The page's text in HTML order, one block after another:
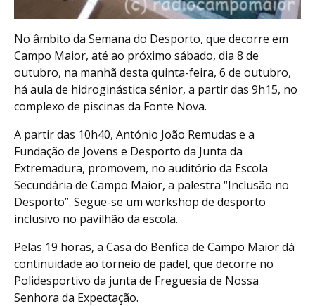
No âmbito da Semana do Desporto, que decorre em
Campo Maior, até ao próximo sábado, dia 8 de
outubro, na manhã desta quinta-feira, 6 de outubro,
há aula de hidroginástica sénior, a partir das 9h15, no
complexo de piscinas da Fonte Nova.
A partir das 10h40, António João Remudas e a
Fundação de Jovens e Desporto da Junta da
Extremadura, promovem, no auditório da Escola
Secundária de Campo Maior, a palestra “Inclusão no
Desporto”. Segue-se um workshop de desporto
inclusivo no pavilhão da escola.
Pelas 19 horas, a Casa do Benfica de Campo Maior dá
continuidade ao torneio de padel, que decorre no
Polidesportivo da junta de Freguesia de Nossa
Senhora da Expectação.